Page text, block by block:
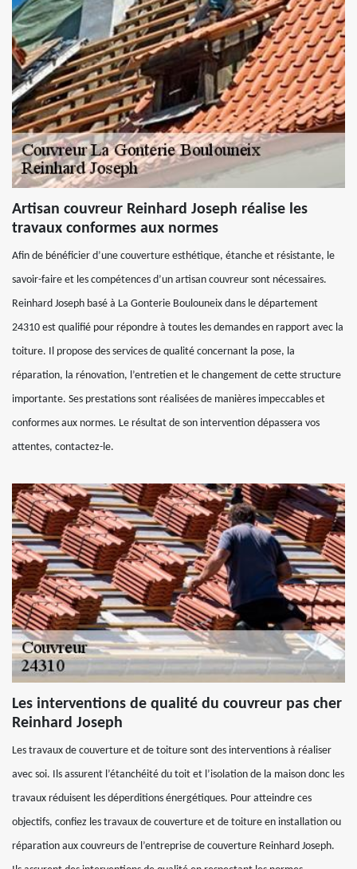
Artisan couvreur Reinhard Joseph réalise les
travaux conformes aux normes
Afin de bénéficier d’une couverture esthétique, étanche et résistante, le
savoir-faire et les compétences d’un artisan couvreur sont nécessaires.
Reinhard Joseph basé à La Gonterie Boulouneix dans le département
24310 est qualifié pour répondre à toutes les demandes en rapport avec la
toiture. Il propose des services de qualité concernant la pose, la
réparation, la rénovation, l’entretien et le changement de cette structure
importante. Ses prestations sont réalisées de manières impeccables et
conformes aux normes. Le résultat de son intervention dépassera vos
attentes, contactez-le.
Les interventions de qualité du couvreur pas cher
Reinhard Joseph
Les travaux de couverture et de toiture sont des interventions à réaliser
avec soi. Ils assurent l’étanchéité du toit et l’isolation de la maison donc les
travaux réduisent les déperditions énergétiques. Pour atteindre ces
objectifs, confiez les travaux de couverture et de toiture en installation ou
réparation aux couvreurs de l’entreprise de couverture Reinhard Joseph.